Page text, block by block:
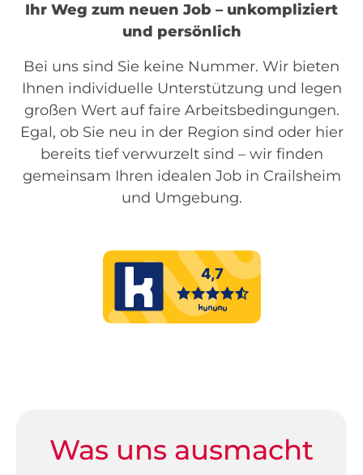
Ihr Weg zum neuen Job – unkompliziert
und persönlich
Bei uns sind Sie keine Nummer. Wir bieten
Ihnen individuelle Unterstützung und legen
großen Wert auf faire Arbeitsbedingungen.
Egal, ob Sie neu in der Region sind oder hier
bereits tief verwurzelt sind – wir finden
gemeinsam Ihren idealen Job in Crailsheim
und Umgebung.
Was uns ausmacht